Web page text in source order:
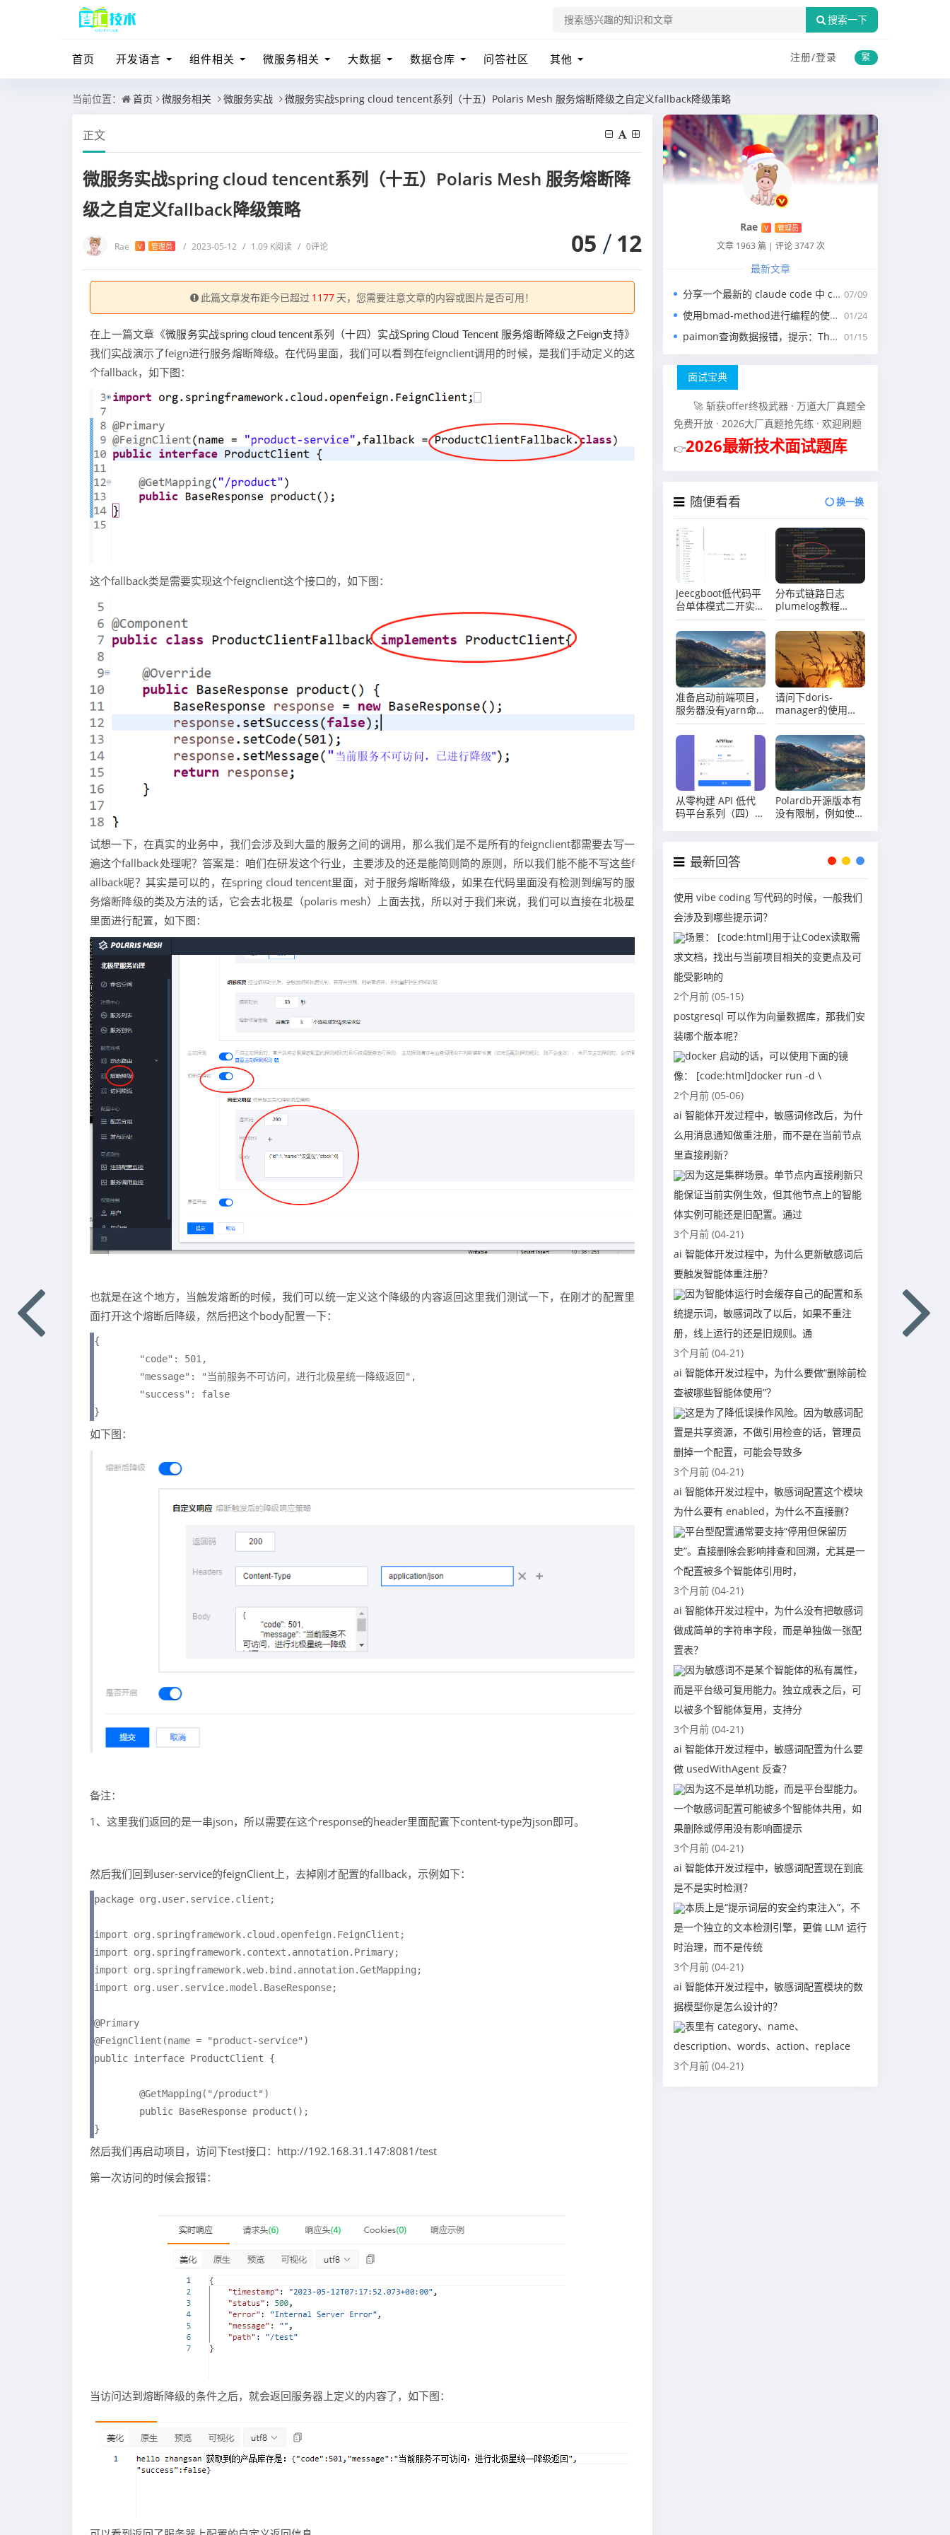
搜索一下
首页 开发语言 组件相关 微服务相关 大数据 数据仓库 问答社区 其他 注册/登录 繁
当前位置： 首页 微服务相关 微服务实战 微服务实战spring cloud tencent系列（十五）Polaris Mesh 服务熔断降级之自定义fallback降级策略
正文
微服务实战spring cloud tencent系列（十五）Polaris Mesh 服务熔断降
级之自定义fallback降级策略
Rae V 管理员 / 2023-05-12 / 1.09 K阅读 / 0评论 05 12
此篇文章发布距今已超过 1177 天，您需要注意文章的内容或图片是否可用！
在上一篇文章《微服务实战spring cloud tencent系列（十四）实战Spring Cloud Tencent 服务熔断降级之Feign支持》
我们实战演示了feign进行服务熔断降级。在代码里面，我们可以看到在feignclient调用的时候，是我们手动定义的这
个fallback，如下图：
这个fallback类是需要实现这个feignclient这个接口的，如下图：
试想一下，在真实的业务中，我们会涉及到大量的服务之间的调用，那么我们是不是所有的feignclient都需要去写一
遍这个fallback处理呢？答案是：咱们在研发这个行业，主要涉及的还是能简则简的原则，所以我们能不能不写这些f
allback呢？其实是可以的，在spring cloud tencent里面，对于服务熔断降级，如果在代码里面没有检测到编写的服
务熔断降级的类及方法的话，它会去北极星（polaris mesh）上面去找，所以对于我们来说，我们可以直接在北极星
里面进行配置，如下图：
也就是在这个地方，当触发熔断的时候，我们可以统一定义这个降级的内容返回这里我们测试一下，在刚才的配置里
面打开这个熔断后降级，然后把这个body配置一下：
{
}
如下图：
备注：
1、这里我们返回的是一串json，所以需要在这个response的header里面配置下content-type为json即可。
然后我们回到user-service的feignClient上，去掉刚才配置的fallback，示例如下：
package org.user.service.client;
import org.springframework.cloud.openfeign.FeignClient;
import org.springframework.context.annotation.Primary;
import org.springframework.web.bind.annotation.GetMapping;
import org.user.service.model.BaseResponse;
@Primary
@FeignClient(name = "product-service")
public interface ProductClient {
}
然后我们再启动项目，访问下test接口：http://192.168.31.147:8081/test
第一次访问的时候会报错：
当访问达到熔断降级的条件之后，就会返回服务器上定义的内容了，如下图：
Rae V 管理员
文章 1963 篇 | 评论 3747 次
最新文章
07/09
分享一个最新的 claude code 中 claude.md 写代码的规约文件
01/24
使用bmad-method进行编程的使用指南
01/15
paimon查询数据报错，提示：The specified scan snapshotId 15845 is out of available snapshotId range [17875, 178
面试宝典
🚀 斩获offer终极武器 · 万道大厂真题全
免费开放 · 2026大厂真题抢先练 · 欢迎刷题
👉2026最新技术面试题库
随便看看 换一换
Jeecgboot低代码平
台单体模式二开实战
系列（七）前端vue
二开添加打印功能
分布式链路日志
plumelog教程
（二）springboot
项目集成plumelog
准备启动前端项目，
服务器没有yarn命
令怎么办？
请问下doris-
manager的使用文
档在哪啊
从零构建 API 低代
码平台系列（四）用
Polardb开源版本有
没有限制，例如使用
最新回答
使用 vibe coding 写代码的时候，一般我们
会涉及到哪些提示词？
场景： [code:html]用于让Codex读取需
求文档，找出与当前项目相关的变更点及可
能受影响的
2个月前 (05-15)
postgresql 可以作为向量数据库，那我们安
装哪个版本呢？
docker 启动的话，可以使用下面的镜
像： [code:html]docker run -d \
2个月前 (05-06)
ai 智能体开发过程中，敏感词修改后，为什
么用消息通知做重注册，而不是在当前节点
里直接刷新？
因为这是集群场景。单节点内直接刷新只
能保证当前实例生效，但其他节点上的智能
体实例可能还是旧配置。通过
3个月前 (04-21)
ai 智能体开发过程中，为什么更新敏感词后
要触发智能体重注册？
因为智能体运行时会缓存自己的配置和系
统提示词，敏感词改了以后，如果不重注
册，线上运行的还是旧规则。通
3个月前 (04-21)
ai 智能体开发过程中，为什么要做“删除前检
查被哪些智能体使用”？
这是为了降低误操作风险。因为敏感词配
置是共享资源，不做引用检查的话，管理员
删掉一个配置，可能会导致多
3个月前 (04-21)
ai 智能体开发过程中，敏感词配置这个模块
为什么要有 enabled，为什么不直接删？
平台型配置通常要支持“停用但保留历
史”。直接删除会影响排查和回溯，尤其是一
个配置被多个智能体引用时，
3个月前 (04-21)
ai 智能体开发过程中，为什么没有把敏感词
做成简单的字符串字段，而是单独做一张配
置表？
因为敏感词不是某个智能体的私有属性，
而是平台级可复用能力。独立成表之后，可
以被多个智能体复用，支持分
3个月前 (04-21)
ai 智能体开发过程中，敏感词配置为什么要
做 usedWithAgent 反查？
因为这不是单机功能，而是平台型能力。
一个敏感词配置可能被多个智能体共用，如
果删除或停用没有影响面提示
3个月前 (04-21)
ai 智能体开发过程中，敏感词配置现在到底
是不是实时检测？
本质上是“提示词层的安全约束注入”，不
是一个独立的文本检测引擎，更偏 LLM 运行
时治理，而不是传统
3个月前 (04-21)
ai 智能体开发过程中，敏感词配置模块的数
据模型你是怎么设计的？
表里有 category、name、
description、words、action、replace
3个月前 (04-21)